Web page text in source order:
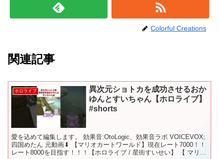
Colorful Creations
関連記事
ホロライブ
異次元ショトカを成功させるおか
ゆんとすいちゃん【ホロライブ】
#shorts
愛を込めて編集します。 効果音:OtoLogic、効果音ラボ VOICEVOX;
四国めたん 元動画⬇︎ 【マリオカートワールド】現在レート7000！！
レート8000を目指す！！！【ホロライブ / 星街すいせい】 【 マリオ